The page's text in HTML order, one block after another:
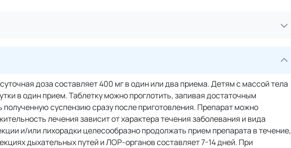
доза составляет 400 мг в один или два приема. Детям с массой тела
в один прием. Таблетку можно проглотить, запивая достаточным
суспензию сразу после приготовления. Препарат можно
лечения зависит от характера течения заболевания и вида
и/или лихорадки целесообразно продолжать прием препарата в течение,
дыхательных путей и ЛОР-органов составляет 7-14 дней. При